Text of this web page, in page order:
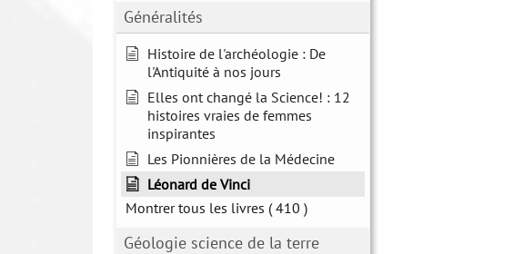
Généralités
Histoire de l'archéologie : De
l'Antiquité à nos jours
Elles ont changé la Science! : 12
histoires vraies de femmes
inspirantes
Les Pionnières de la Médecine
Léonard de Vinci
Montrer tous les livres ( 410 )
Géologie science de la terre